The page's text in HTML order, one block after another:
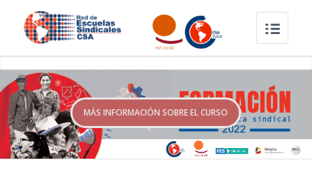
MÁS INFORMACIÓN SOBRE EL CURSO